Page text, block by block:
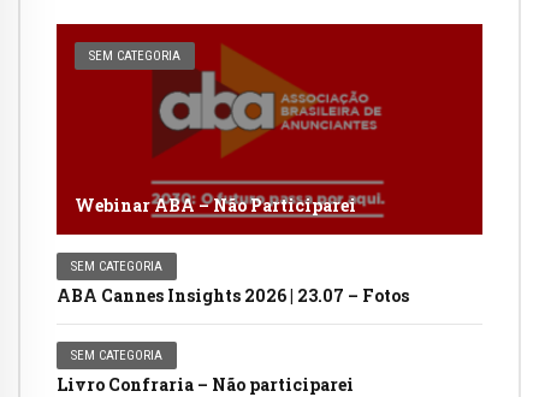
SEM CATEGORIA
Webinar ABA – Não Participarei
SEM CATEGORIA
ABA Cannes Insights 2026 | 23.07 – Fotos
SEM CATEGORIA
Livro Confraria – Não participarei